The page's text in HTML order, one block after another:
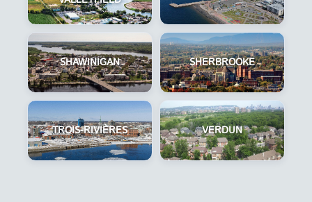
SHAWINIGAN SHERBROOKE
TROIS-RIVIÈRES VERDUN